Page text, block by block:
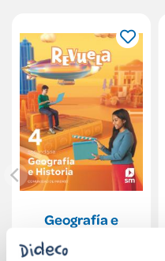
Geografía e
Secundaria.